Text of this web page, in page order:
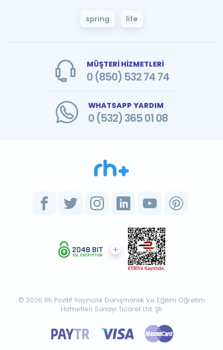
spring life
MÜŞTERİ HİZMETLERİ
0 (850) 532 74 74
WHATSAPP YARDIM
0 (532) 365 01 08
© 2026 Rh Pozitif Yayıncılık Danışmanlık Ve Eğitim Öğretim
Hizmetleri Sanayi Ticaret Ltd. Şti.